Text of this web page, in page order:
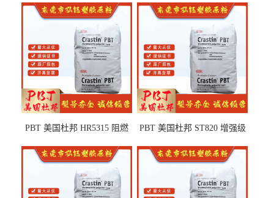
PBT 美国杜邦 HR5315 阻燃
部件
PBT 美国杜邦 ST820 增强级